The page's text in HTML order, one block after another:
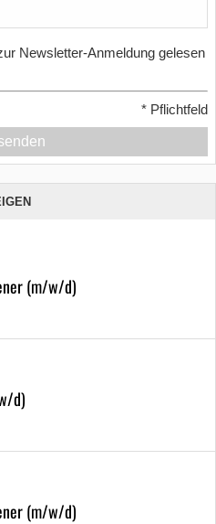
Newsletter-Anmeldung gelesen
* Pflichtfeld
(m/w/d)
d)
(m/w/d)